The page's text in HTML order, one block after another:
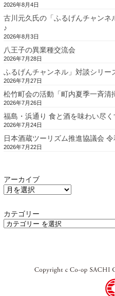
2026年8月4日
古川元久氏の「ふるげんチャンネ
♪
2026年8月3日
八王子の異業種交流会
2026年7月28日
ふるげんチャンネル」対談シリー
2026年7月27日
松竹町会の活動「町内夏季一斉清
2026年7月26日
福島・浜通り 食と酒を味わい尽く
2026年7月24日
日本酒蔵ツーリズム推進協議会
2026年7月22日
アーカイブ
カテゴリー